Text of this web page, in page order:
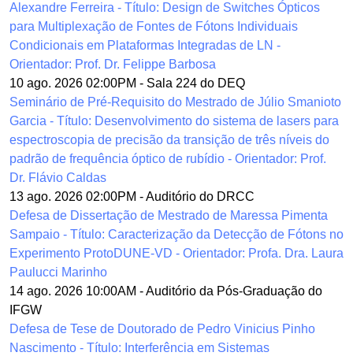
Alexandre Ferreira - Título: Design de Switches Ópticos
para Multiplexação de Fontes de Fótons Individuais
Condicionais em Plataformas Integradas de LN -
Orientador: Prof. Dr. Felippe Barbosa
10 ago. 2026 02:00PM - Sala 224 do DEQ
Seminário de Pré-Requisito do Mestrado de Júlio Smanioto
Garcia - Título: Desenvolvimento do sistema de lasers para
espectroscopia de precisão da transição de três níveis do
padrão de frequência óptico de rubídio - Orientador: Prof.
Dr. Flávio Caldas
13 ago. 2026 02:00PM -Auditório do DRCC
Defesa de Dissertação de Mestrado de Maressa Pimenta
Sampaio - Título: Caracterização da Detecção de Fótons no
Experimento ProtoDUNE-VD - Orientador: Profa. Dra. Laura
Paulucci Marinho
14 ago. 2026 10:00AM -Auditório da Pós-Graduação do
IFGW
Defesa de Tese de Doutorado de Pedro Vinicius Pinho
Nascimento - Título: Interferência em Sistemas